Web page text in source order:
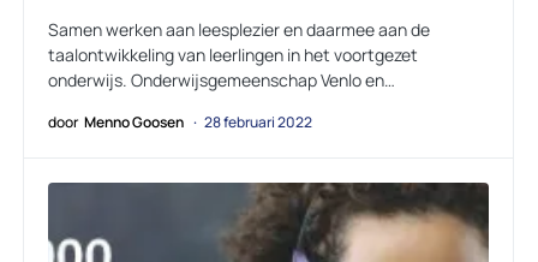
Samen werken aan leesplezier en daarmee aan de
taalontwikkeling van leerlingen in het voortgezet
onderwijs. Onderwijsgemeenschap Venlo en…
door Menno Goosen 28 februari 2022